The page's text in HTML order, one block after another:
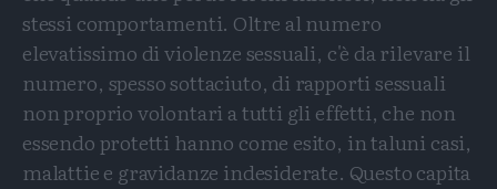
stessi comportamenti. Oltre al numero
elevatissimo di violenze sessuali, c'è da rilevare il
numero, spesso sottaciuto, di rapporti sessuali
non proprio volontari a tutti gli effetti, che non
essendo protetti hanno come esito, in taluni casi,
malattie e gravidanze indesiderate. Questo capita